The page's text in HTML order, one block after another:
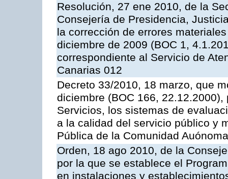
Resolución, 27 ene 2010, de la
Consejería de Presidencia,
la corrección de errores
diciembre de 2009 (BOC 1,
correspondiente al Servicio de
Canarias 012
Decreto 33/2010, 18 marzo, que
diciembre (BOC 166,
Servicios, los sistemas de
a la calidad del servicio público y
Pública de la Comunidad
Orden, 18 ago 2010, de la
por la que se establece el
en instalaciones y